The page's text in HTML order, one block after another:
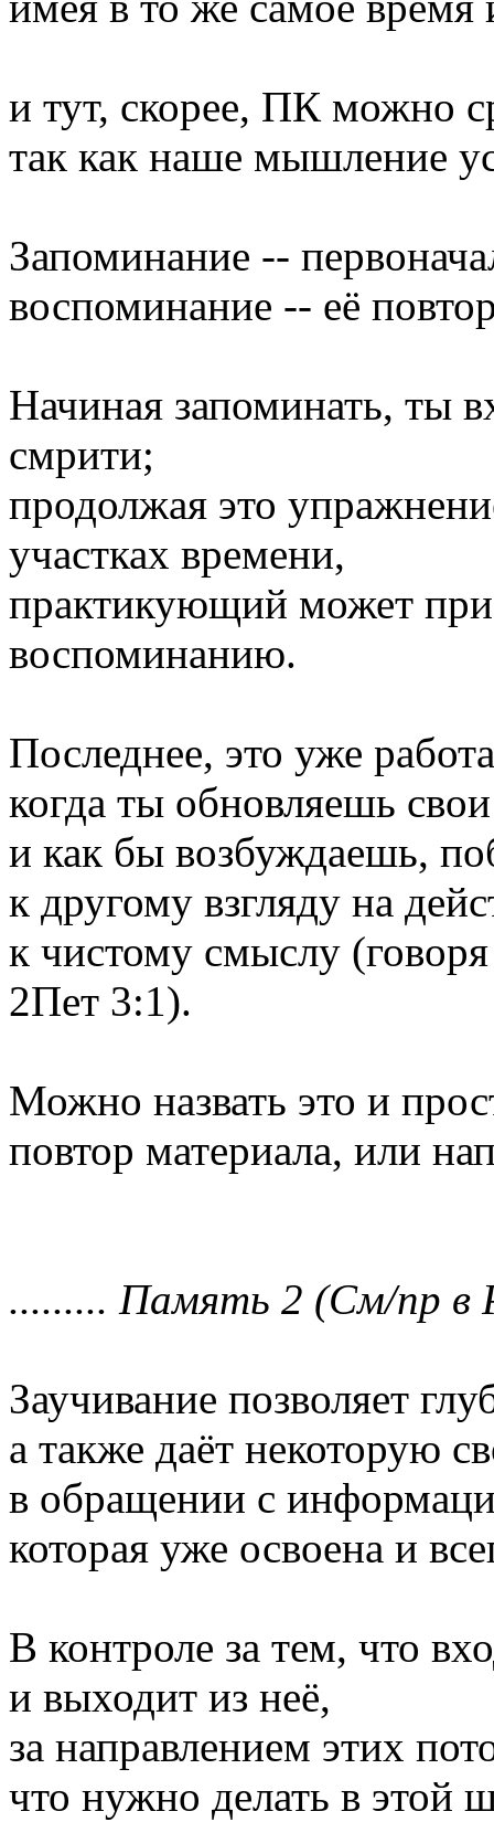
и тут, скорее, ПК можно
так как наше мышление
Запоминание --
воспоминание -- её
Начиная запоминать, ты
смрити;
продолжая это
участках времени,
практикующий может
воспоминанию.
Последнее, это уже
когда ты обновляешь
и как бы возбуждаешь,
к другому взгляду на
к чистому смыслу
2Пет 3:1).
Можно назвать это и
повтор материала, или
......... Память 2 (См/пр в
Заучивание позволяет
а также даёт некоторую
в обращении с
которая уже освоена и
В контроле за тем, что
и выходит из неё,
за направлением этих
что нужно делать в этой